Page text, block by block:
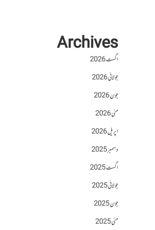
Archives
اگست 2026
جولائی 2026
جون 2026
مئی 2026
اپریل 2026
دسمبر 2025
اگست 2025
جولائی 2025
جون 2025
مئی 2025